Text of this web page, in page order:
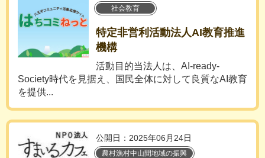
社会教育
特定非営利活動法人AI教育推進
機構
活動目的当法人は、AI-ready-
Society時代を見据え、国民全体に対して良質なAI教育
を提供...
公開日：2025年06月24日
農村漁村中山間地域の振興